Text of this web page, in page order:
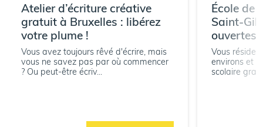
Atelier d’écriture créative
gratuit à Bruxelles : libérez
votre plume !
Vous avez toujours rêvé d'écrire, mais
vous ne savez pas par où commencer
? Ou peut-être écriv...
École de
Saint-
ouvertes !
Vous
environs et
scolaire